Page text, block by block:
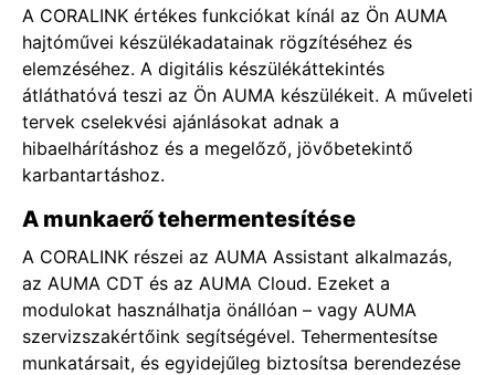
A CORALINK értékes funkciókat kínál az Ön AUMA
hajtóművei készülékadatainak rögzítéséhez és
elemzéséhez. A digitális készülékáttekintés
átláthatóvá teszi az Ön AUMA készülékeit. A műveleti
tervek cselekvési ajánlásokat adnak a
hibaelhárításhoz és a megelőző, jövőbetekintő
karbantartáshoz.
A munkaerő tehermentesítése
A CORALINK részei az AUMA Assistant alkalmazás,
az AUMA CDT és az AUMA Cloud. Ezeket a
modulokat használhatja önállóan – vagy AUMA
szervizszakértőink segítségével. Tehermentesítse
munkatársait, és egyidejűleg biztosítsa berendezése